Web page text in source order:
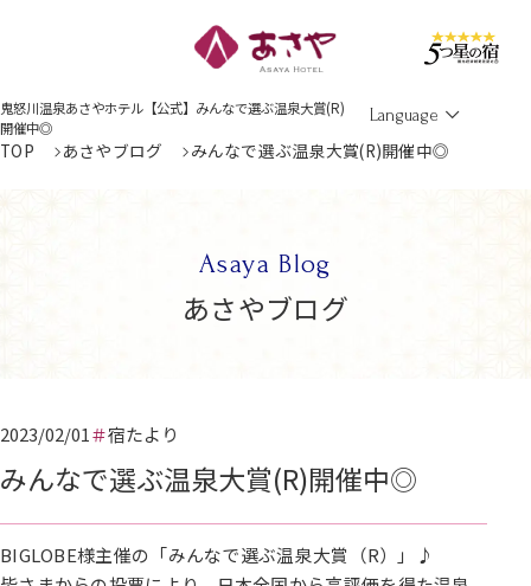
鬼怒川温泉あさやホテル【公式】みんなで選ぶ温泉大賞(R)
開催中◎
Language
TOP あさやブログ みんなで選ぶ温泉大賞(R)開催中◎
Asaya Blog
あさやブログ
2023/02/01 宿たより
みんなで選ぶ温泉大賞(R)開催中◎
BIGLOBE様主催の「みんなで選ぶ温泉大賞（R）」♪